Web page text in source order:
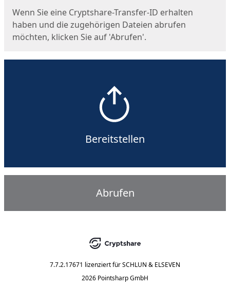
Wenn Sie eine Cryptshare-Transfer-ID erhalten
haben und die zugehörigen Dateien abrufen
möchten, klicken Sie auf 'Abrufen'.
Bereitstellen
Abrufen
7.7.2.17671 lizenziert fürSCHLUN & ELSEVEN
2026 Pointsharp GmbH